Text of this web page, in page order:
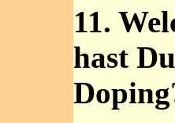
11.
hast